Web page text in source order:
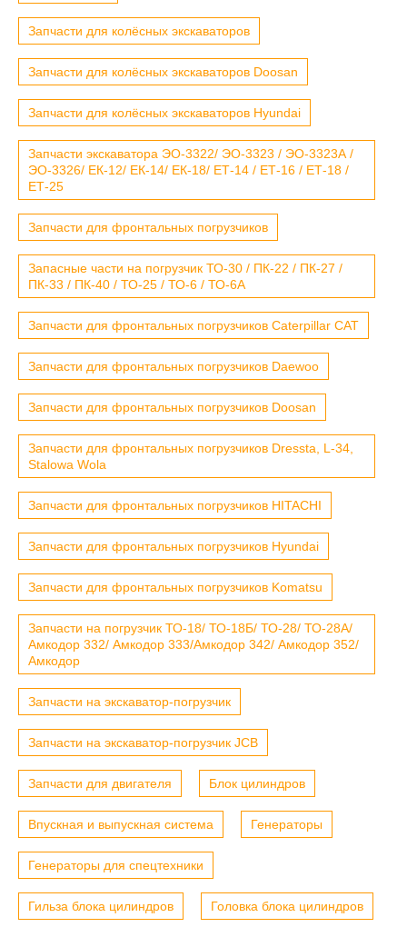
Запчасти для колёсных экскаваторов
Запчасти для колёсных экскаваторов Doosan
Запчасти для колёсных экскаваторов Hyundai
Запчасти экскаватора ЭО-3322/ ЭО-3323 / ЭО-3323А /
ЭО-3326/ ЕК-12/ ЕК-14/ ЕК-18/ ЕТ-14 / ЕТ-16 / ЕТ-18 /
ЕТ-25
Запчасти для фронтальных погрузчиков
Запасные части на погрузчик ТО-30 / ПК-22 / ПК-27 /
ПК-33 / ПК-40 / ТО-25 / ТО-6 / ТО-6А
Запчасти для фронтальных погрузчиков Caterpillar CAT
Запчасти для фронтальных погрузчиков Daewoo
Запчасти для фронтальных погрузчиков Doosan
Запчасти для фронтальных погрузчиков Dressta, L-34,
Stalowa Wola
Запчасти для фронтальных погрузчиков HITACHI
Запчасти для фронтальных погрузчиков Hyundai
Запчасти для фронтальных погрузчиков Komatsu
Запчасти на погрузчик ТО-18/ ТО-18Б/ ТО-28/ ТО-28А/
Амкодор 332/ Амкодор 333/Амкодор 342/ Амкодор 352/
Амкодор
Запчасти на экскаватор-погрузчик
Запчасти на экскаватор-погрузчик JCB
Запчасти для двигателя Блок цилиндров
Впускная и выпускная система Генераторы
Генераторы для спецтехники
Гильза блока цилиндров Головка блока цилиндров